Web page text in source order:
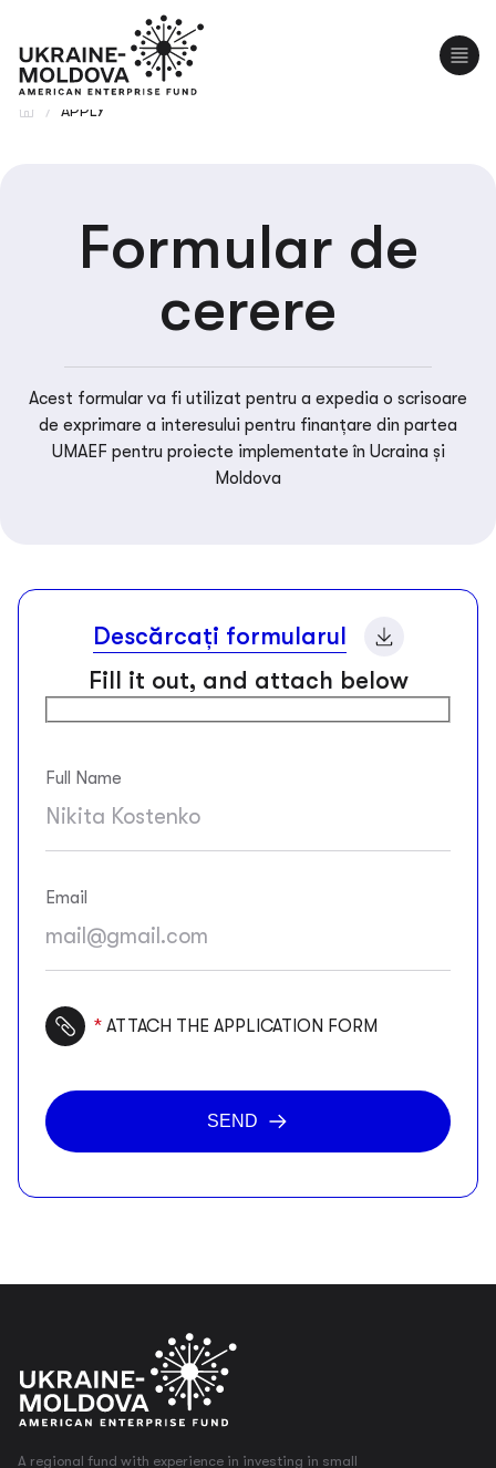
/ APPLY
Formular de
cerere
Acest formular va fi utilizat pentru a expedia o scrisoare
de exprimare a interesului pentru finanțare din partea
UMAEF pentru proiecte implementate în Ucraina și
Moldova
Descărcați formularul
Fill it out, and attach below
Full Name
Email
ATTACH THE APPLICATION FORM
SEND
A regional fund with experience in investing in small